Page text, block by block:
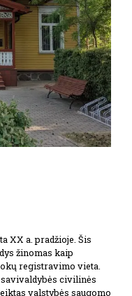
XX a. pradžioje. Šis
žinomas kaip
registravimo vieta.
civilinės
valstybės saugomo